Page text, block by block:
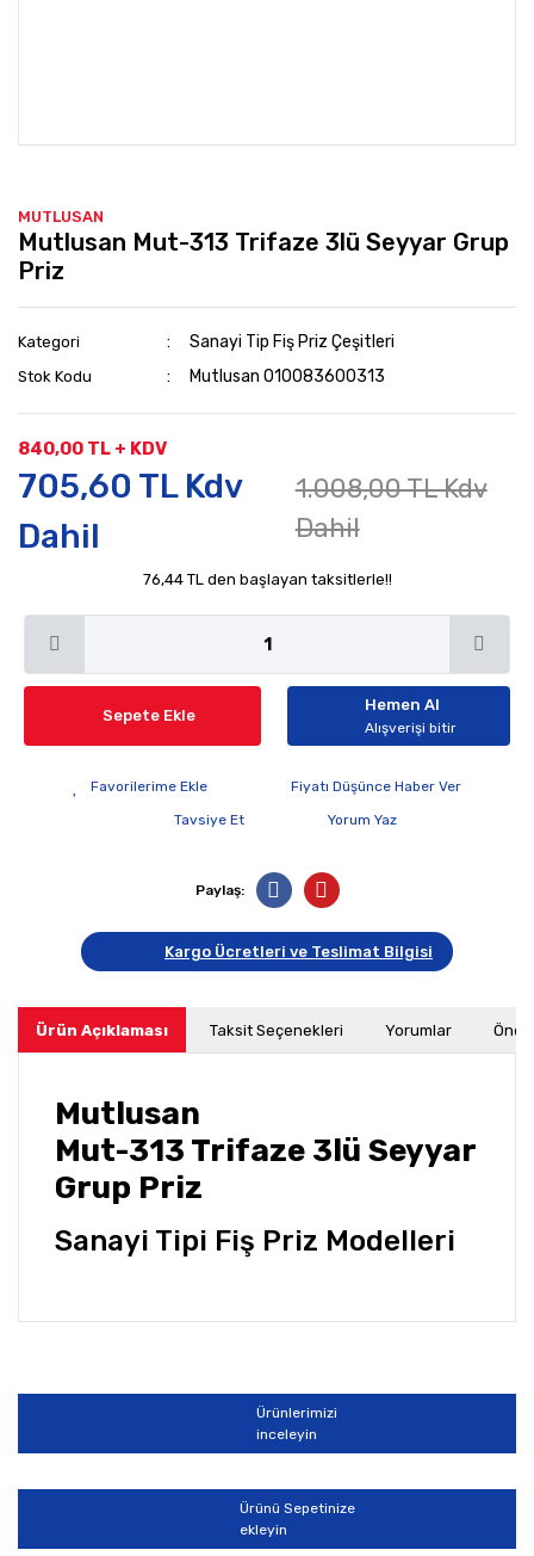
MUTLUSAN
Mutlusan Mut-313 Trifaze 3lü Seyyar Grup
Priz
Kategori Sanayi Tip Fiş Priz Çeşitleri
Stok Kodu Mutlusan 010083600313
840,00 TL + KDV
705,60 TL Kdv
Dahil
1.008,00 TL Kdv
Dahil
76,44 TL den başlayan taksitlerle!!
Sepete Ekle
Hemen Al
Alışverişi bitir
Fiyatı Düşünce Haber Ver
Tavsiye Et
Yorum Yaz
Paylaş:
Kargo Ücretleri ve Teslimat Bilgisi
Ürün Açıklaması Taksit Seçenekleri Yorumlar
Mutlusan
Mut-313 Trifaze 3lü Seyyar
Grup Priz
Sanayi Tipi Fiş Priz Modelleri
Yorum Yaz
Bu ürünün fiyat bilgisi, resim, ürün açıklamalarında ve
Görüş ve önerileriniz için teşekkür ederiz.
Ürün resmi kalitesiz, bozuk veya görüntülenemiyor.
Ürün açıklamasında eksik bilgiler bulunuyor.
Ürün bilgilerinde hatalar bulunuyor.
Ürünlerimizi
inceleyin
Ürünü Sepetinize
ekleyin